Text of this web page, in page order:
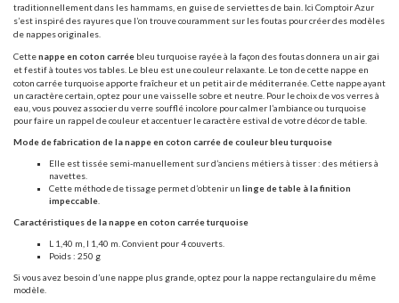
traditionnellement dans les hammams, en guise de serviettes de bain. Ici Comptoir Azur
s’est inspiré des rayures que l’on trouve couramment sur les foutas pour créer des modèles
de nappes originales.
Cettenappe en coton carrée bleu turquoise rayée à la façon des foutasdonnera un air gai
et festif à toutes vos tables. L e bleu est une couleur relaxante. Le ton de cette nappe en
coton carrée turquoise apporte fraîcheur et un petit air de méditerranée. Cette nappe ayant
un caractère certain, optez pour une vaisselle sobre et neutre. Pour le choix de vos verres à
eau, vous pouvez associer du verre soufflé incolore pour calmer l’ambiance ou turquoise
pour faire un rappel de couleur et accentuer le caractère estival de votre décor de table.
Mode de fabrication de la nappe en coton carrée de couleur bleu turquoise
Elle est tissée semi-manuellement sur d’anciens métiers à tisser : des métiers à
navettes.
Cette méthode de tissage permet d’obtenir un linge de table à la finition
impeccable
Caractéristiques de la nappe en coton carrée turquoise
L 1,40 m, l 1,40 m. Convient pour 4 couverts.
Poids : 250 g
Si vous avez besoin d’une nappe plus grande, optez pour la nappe rectangulaire du même
modèle.